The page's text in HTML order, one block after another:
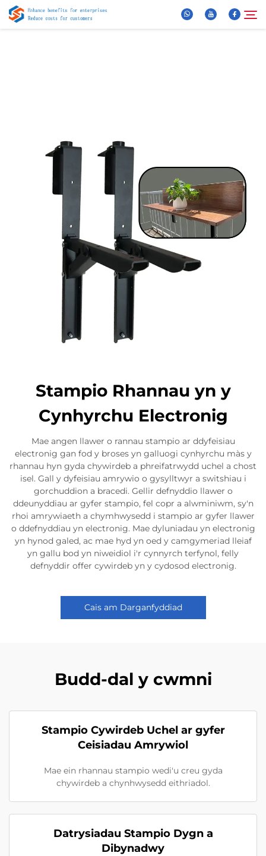
Newyddion
Awdurdodion Cyffredinol
Cysylltwch â Ni
Stampio Rhannau yn y
Cynhyrchu Electronig
Mae angen llawer o rannau stampio ar ddyfeisiau
electronig gan fod y broses yn galluogi cynhyrchu màs y
rhannau hyn gyda chywirdeb a phreifatrwydd uchel a chost
isel. Gall y dyfeisiau amrywio o gysylltwyr a switshiau i
gorchuddion a bracedi. Gellir defnyddio llawer o
ddeunyddiau ar gyfer stampio, fel copr a alwminiwm, sy'n
rhoi amrywiaeth a chymhwysedd i stampio ar gyfer llawer
o ddefnyddiau yn electronig. Mae dyluniadau yn electronig
yn hynod galed, ac mae hyd yn oed y camgymeriad lleiaf
yn gallu bod yn niweidiol i'r cynnyrch terfynol, felly
defnyddir offer cywirdeb yn y cydosod electronig.
Cais am Darganfyddiad
Budd-dal y cwmni
Stampio Cywirdeb Uchel ar gyfer
Ceisiadau Amrywiol
Mae ein rhannau stampio wedi'u creu gyda
chywirdeb a chynhwysedd eithriadol.
Datrysiadau Stampio Dygn a
Dibynadwy